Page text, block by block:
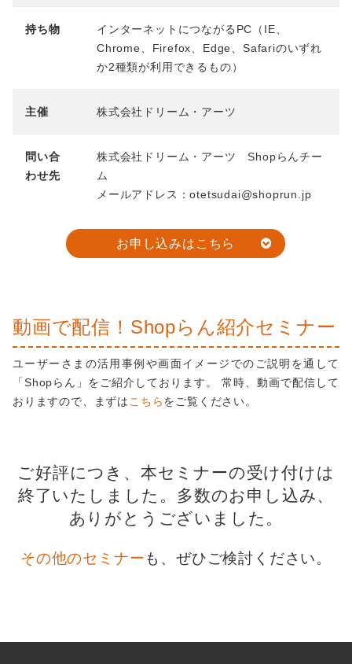
持ち物
インターネットにつながるPC（IE、
Chrome、Firefox、Edge、Safariのいずれ
か2種類が利用できるもの）
主催 株式会社ドリーム・アーツ
問い合
わせ先
株式会社ドリーム・アーツ Shopらんチー
ム
メールアドレス：otetsudai@shoprun.jp
お申し込みはこちら
動画で配信！Shopらん紹介セミナー
ユーザーさまの活用事例や画面イメージでのご説明を通して
「Shopらん」をご紹介しております。 常時、動画で配信して
おりますので、まずは こちらをご覧ください。
ご好評につき、本セミナーの受け付けは
終了いたしました。 多数のお申し込み、
ありがとうございました。
その他のセミナーも、ぜひご検討ください。